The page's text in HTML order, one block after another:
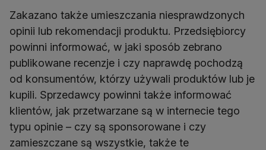
Zakazano także umieszczania niesprawdzonych
opinii lub rekomendacji produktu. Przedsiębiorcy
powinni informować, w jaki sposób zebrano
publikowane recenzje i czy naprawdę pochodzą
od konsumentów, którzy używali produktów lub je
kupili. Sprzedawcy powinni także informować
klientów, jak przetwarzane są w internecie tego
typu opinie – czy są sponsorowane i czy
zamieszczane są wszystkie, także te